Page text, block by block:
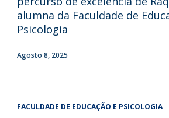
UDIP
Segurança e Emergência
Contactos
alumna da Faculdade de
Psicologia
Agosto 8, 2025
FACULDADE DE EDUCAÇÃO E PSICOLOGIA